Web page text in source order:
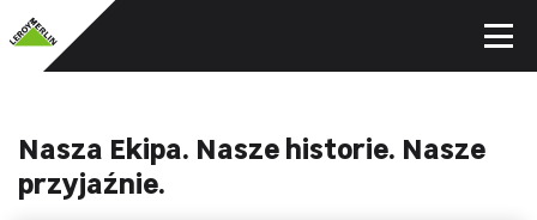
Nasza Ekipa. Nasze historie. Nasze
przyjaźnie.